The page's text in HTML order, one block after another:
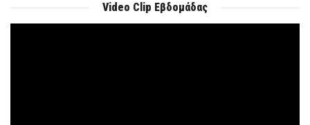
Video Clip Εβδομάδας